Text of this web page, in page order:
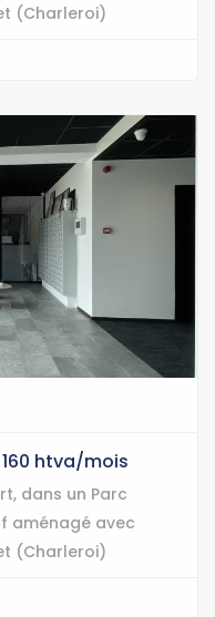
(Charleroi)
htva/mois
dans un Parc
aménagé avec
(Charleroi)